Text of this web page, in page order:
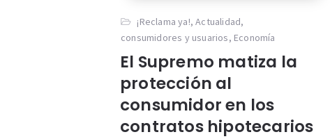
¡Reclama ya!,Actualidad,
consumidores y usuarios, Economía
El Supremo matiza la
protección al
consumidor en los
contratos hipotecarios